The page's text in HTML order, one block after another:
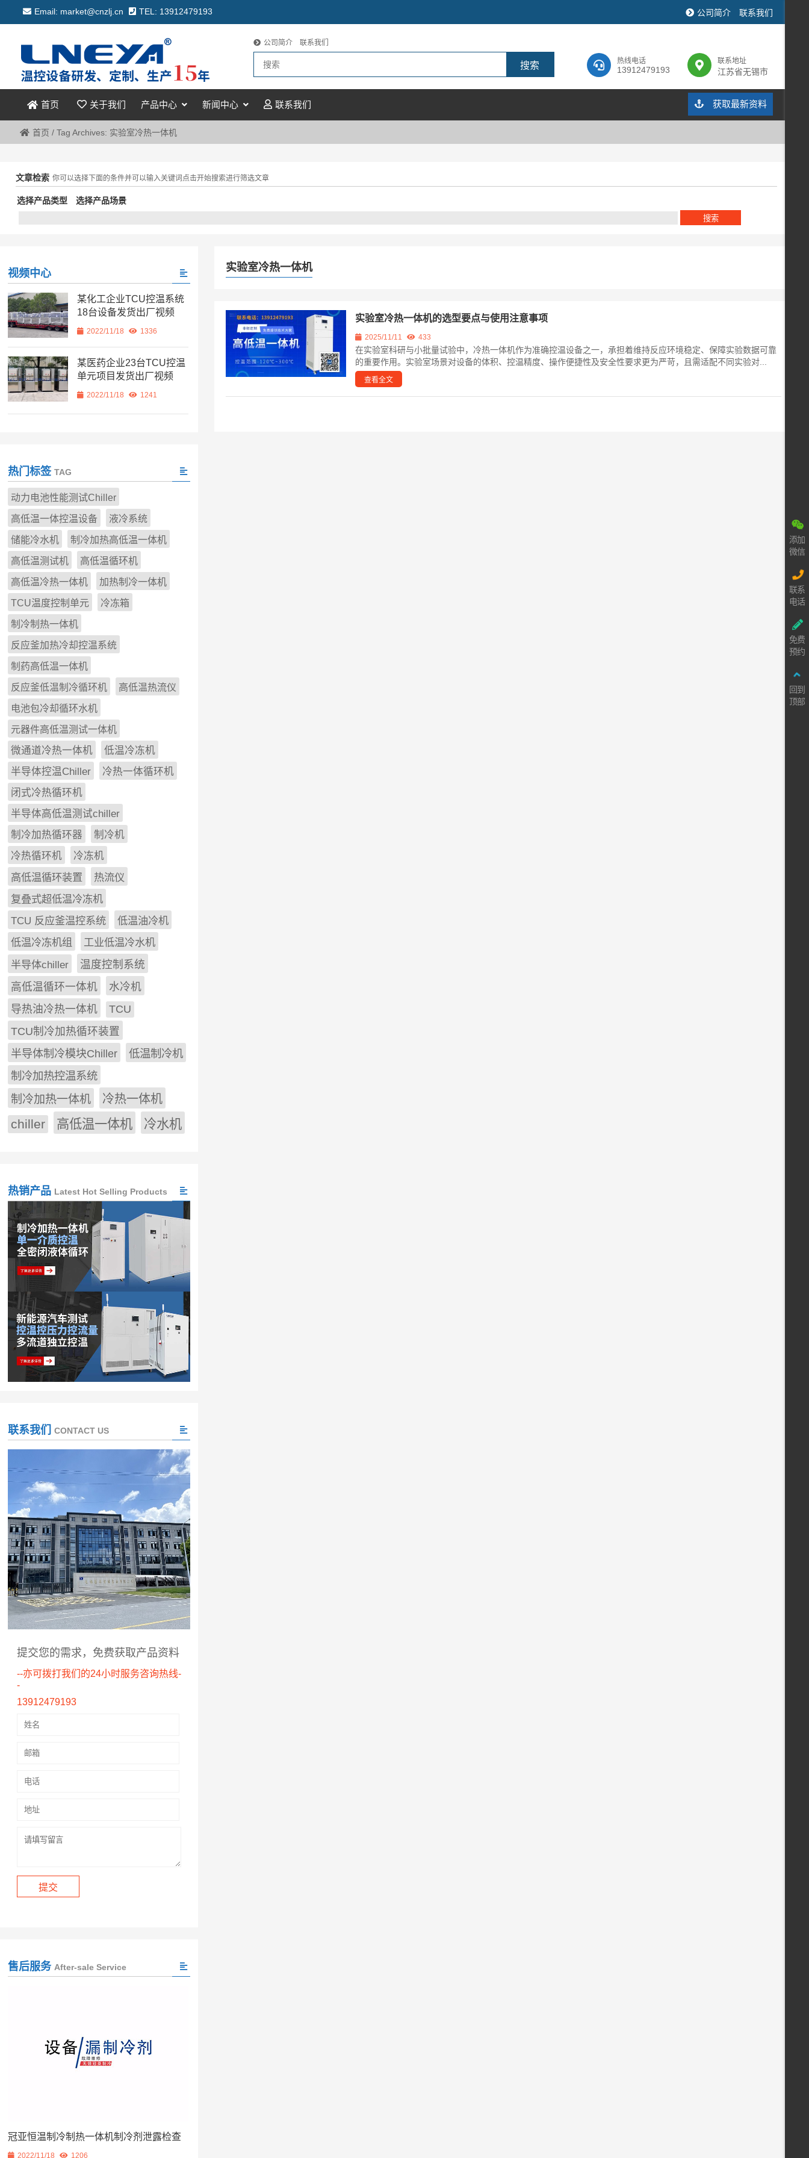
Email: market@cnzlj.cn TEL: 13912479193 公司简介 联系我们
热线电话
13912479193
联系地址
江苏省无锡市
公司简介 联系我们
首页 关于我们 产品中心 新闻中心 联系我们 获取最新资料
首页 / Tag Archives: 实验室冷热一体机
文章检索 你可以选择下面的条件并可以输入关键词点击开始搜索进行筛选文章
选择产品类型 选择产品场景
实验室冷热一体机
实验室冷热一体机的选型要点与使用注意事项
2025/11/11 433
在实验室科研与小批量试验中，冷热一体机作为准确控温设备之一，承担着维持反应环境稳定、保障实验数据可靠
的重要作用。实验室场景对设备的体积、控温精度、操作便捷性及安全性要求更为严苛，且需适配不同实验对...
查看全文
视频中心
某化工企业TCU控温系统
18台设备发货出厂视频
2022/11/18 1336
某医药企业23台TCU控温
单元项目发货出厂视频
2022/11/18 1241
热门标签 TAG
动力电池性能测试Chiller
高低温一体控温设备 液冷系统
储能冷水机 制冷加热高低温一体机
高低温测试机 高低温循环机
高低温冷热一体机 加热制冷一体机
TCU温度控制单元 冷冻箱
制冷制热一体机
反应釜加热冷却控温系统
制药高低温一体机
反应釜低温制冷循环机 高低温热流仪
电池包冷却循环水机
元器件高低温测试一体机
微通道冷热一体机
低温冷冻机
半导体控温Chiller
冷热一体循环机
闭式冷热循环机
半导体高低温测试chiller
制冷加热循环器
制冷机
冷热循环机
冷冻机
高低温循环装置
热流仪
复叠式超低温冷冻机
TCU 反应釜温控系统
低温油冷机
低温冷冻机组
工业低温冷水机
半导体chiller
温度控制系统
高低温循环一体机
水冷机
导热油冷热一体机
TCU
TCU制冷加热循环装置
半导体制冷模块Chiller
低温制冷机
制冷加热控温系统
制冷加热一体机
冷热一体机
chiller 高低温一体机 冷水机
热销产品 Latest Hot Selling Products
联系我们 CONTACT US
提交您的需求，免费获取产品资料
--亦可拨打我们的24小时服务咨询热线-
-
13912479193
售后服务 After-sale Service
冠亚恒温制冷制热一体机制冷剂泄露检查
2022/11/18 1206
添加
微信
联系
电话
免费
预约
回到
顶部